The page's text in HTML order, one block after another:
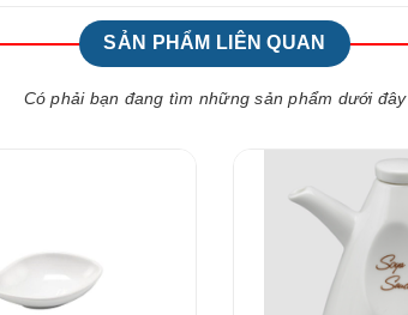
SẢN PHẨM LIÊN QUAN
Có phải bạn đang tìm những sản phẩm dưới đây